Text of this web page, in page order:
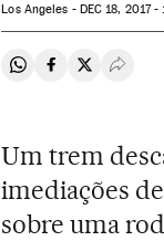
Los Angeles - DEC 18, 2017 -
Compartir en
Compartir en
Compartir
Um trem
imediações de
sobre uma